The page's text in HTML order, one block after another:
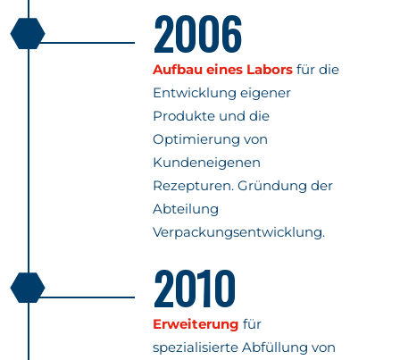
2006
Aufbau eines Labors für die
Entwicklung eigener
Produkte und die
Optimierung von
Kundeneigenen
Rezepturen. Gründung der
Abteilung
Verpackungsentwicklung.
2010
Erweiterung für
spezialisierte Abfüllung von